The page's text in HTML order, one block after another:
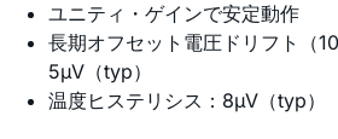
ユニティ・ゲインで安定動作
長期オフセット電圧ドリフト（
5µV（typ）
温度ヒステリシス：8µV（typ）